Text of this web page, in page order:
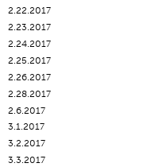
2.22.2017
2.23.2017
2.24.2017
2.25.2017
2.26.2017
2.28.2017
2.6.2017
3.1.2017
3.2.2017
3.3.2017